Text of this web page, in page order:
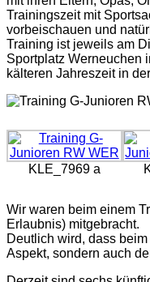
Trainingszeit mit
vorbeischauen und
Training ist jeweils am
Sportplatz Werneuchen
kälteren Jahreszeit in
KLE_7969 a
Wir waren beim einem
Erlaubnis) mitgebracht.
Deutlich wird, dass
Aspekt, sondern auch